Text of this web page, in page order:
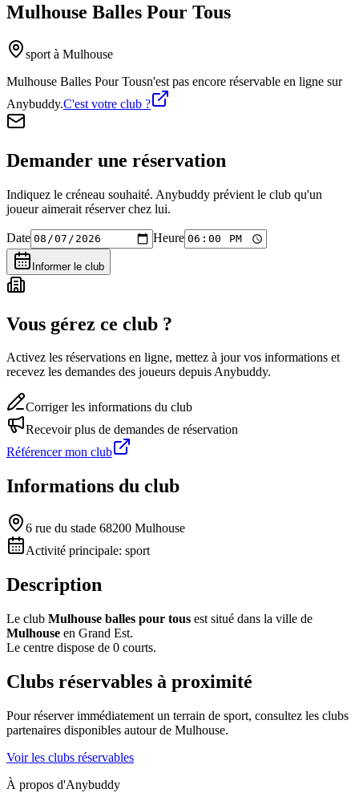
Mulhouse Balles Pour Tous
sport à Mulhouse
Mulhouse Balles Pour Tousn'est pas encore réservable en ligne sur
Anybuddy.C'est votre club ?
Demander une réservation
Indiquez le créneau souhaité. Anybuddy prévient le club qu'un
joueur aimerait réserver chez lui.
Date Heure
Informer le club
Vous gérez ce club ?
Activez les réservations en ligne, mettez à jour vos informations et
recevez les demandes des joueurs depuis Anybuddy.
Corriger les informations du club
Recevoir plus de demandes de réservation
Référencer mon club
Informations du club
6 rue du stade 68200 Mulhouse
Activité principale: sport
Description
Le club Mulhouse balles pour tous est situé dans la ville de
Mulhouse en Grand Est.
Le centre dispose de 0 courts.
Clubs réservables à proximité
Pour réserver immédiatement un terrain de sport, consultez les clubs
partenaires disponibles autour de Mulhouse.
Voir les clubs réservables
À propos d'Anybuddy